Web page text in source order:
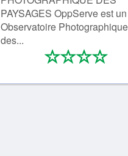
PAYSAGES OppServe est un
Observatoire Photographique
des...
****
0/4